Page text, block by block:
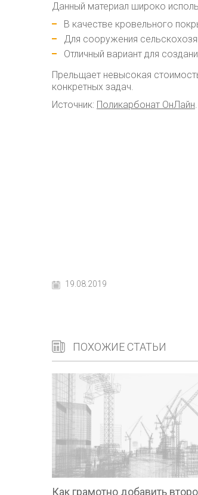
Данный материал широко
В качестве кровельного
Для сооружения
Отличный вариант для
Прельщает невысокая
конкретных задач.
Источник: Поликарбонат ОнЛайн.
19.08.2019
ПОХОЖИЕ СТАТЬИ
Как грамотно добавить